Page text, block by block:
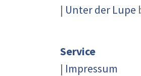
| Unter der Lupe
Service
| Impressum